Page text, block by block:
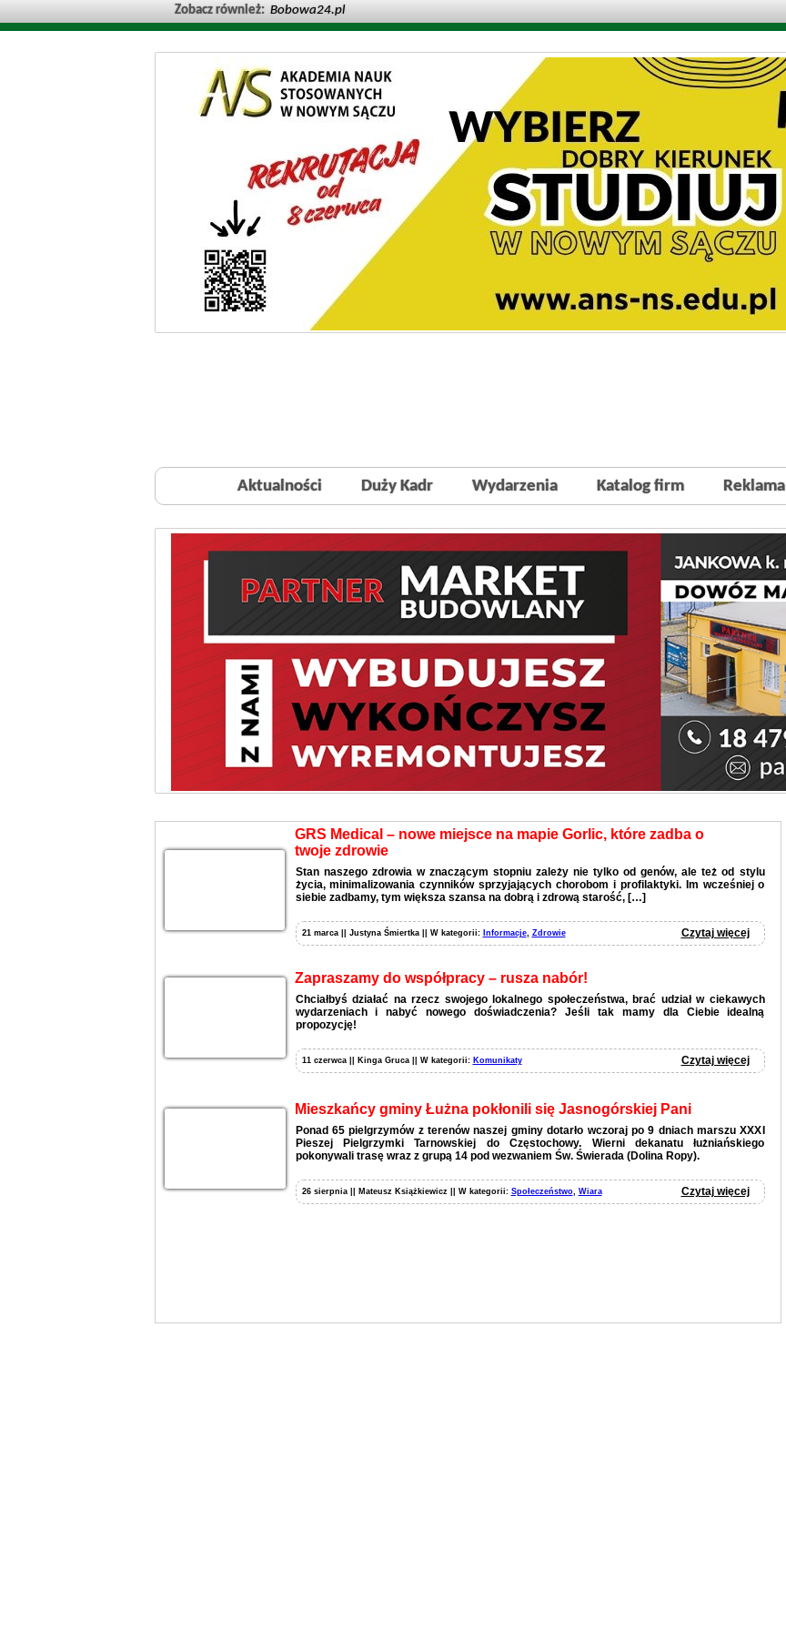
Zobacz również: Bobowa24.pl
Aktualności Duży Kadr Wydarzenia Katalog firm Reklama
GRS Medical – nowe miejsce na mapie Gorlic, które zadba o
twoje zdrowie
Stan naszego zdrowia w znaczącym stopniu zależy nie tylko od genów, ale też od stylu
życia, minimalizowania czynników sprzyjających chorobom i profilaktyki. Im wcześniej o
siebie zadbamy, tym większa szansa na dobrą i zdrową starość, […]
21 marca || Justyna Śmiertka || W kategorii: Informacje, Zdrowie Czytaj więcej
Zapraszamy do współpracy – rusza nabór!
Chciałbyś działać na rzecz swojego lokalnego społeczeństwa, brać udział w ciekawych
wydarzeniach i nabyć nowego doświadczenia? Jeśli tak mamy dla Ciebie idealną
propozycję!
11 czerwca || Kinga Gruca || W kategorii: Komunikaty Czytaj więcej
Mieszkańcy gminy Łużna pokłonili się Jasnogórskiej Pani
Ponad 65 pielgrzymów z terenów naszej gminy dotarło wczoraj po 9 dniach marszu XXXI
Pieszej Pielgrzymki Tarnowskiej do Częstochowy. Wierni dekanatu łużniańskiego
pokonywali trasę wraz z grupą 14 pod wezwaniem Św. Świerada (Dolina Ropy).
26 sierpnia || Mateusz Książkiewicz || W kategorii: Społeczeństwo, Wiara Czytaj więcej